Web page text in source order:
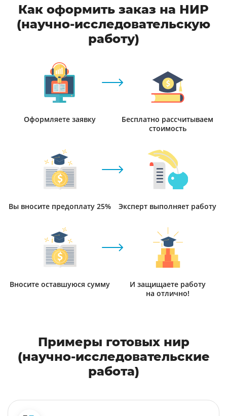
Как оформить заказ на НИР
(научно-исследовательскую
работу)
Оформляете заявку
Бесплатно рассчитываем
стоимость
Вы вносите предоплату 25% Эксперт выполняет работу
Вносите оставшуюся сумму
И защищаете работу
на отлично!
Примеры готовых нир
(научно-исследовательские
работа)